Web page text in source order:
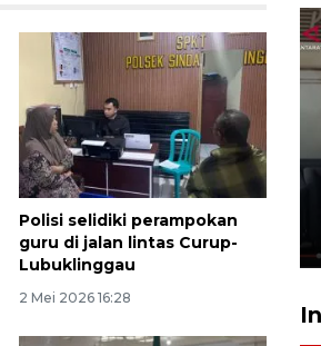
Polisi selidiki perampokan
guru di jalan lintas Curup-
Lubuklinggau
2 Mei 2026 16:28
rumah di Grand
Medan diduga akibat
gas - VIDEO
15:45